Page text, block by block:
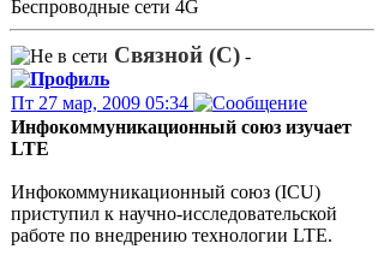
Беспроводные сети 4G
Связной (С) -
Пт 27 мар, 2009 05:34
Инфокоммуникационный союз изучает
LTE
Инфокоммуникационный союз (ICU)
приступил к научно-исследовательской
работе по внедрению технологии LTE.